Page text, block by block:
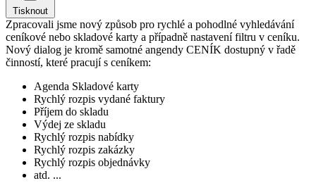
Tisknout
Zpracovali jsme nový způsob pro rychlé a pohodlné vyhledávání
ceníkové nebo skladové karty a případně nastavení filtru v ceníku.
Nový dialog je kromě samotné angendy CENÍK dostupný v řadě
činností, které pracují s ceníkem:
Agenda Skladové karty
Rychlý rozpis vydané faktury
Příjem do skladu
Výdej ze skladu
Rychlý rozpis nabídky
Rychlý rozpis zakázky
Rychlý rozpis objednávky
atd. ...